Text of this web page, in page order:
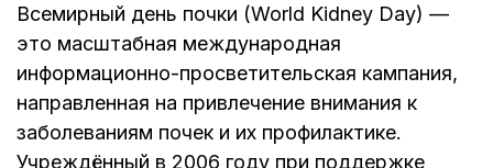
Всемирный день почки (World Kidney Day) —
это масштабная международная
информационно-просветительская кампания,
направленная на привлечение внимания к
заболеваниям почек и их профилактике.
Учреждённый в 2006 году при поддержке